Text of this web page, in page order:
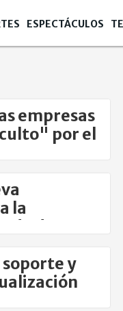
ESPECTÁCULOS
empresas
por el
la
de datos
soporte y